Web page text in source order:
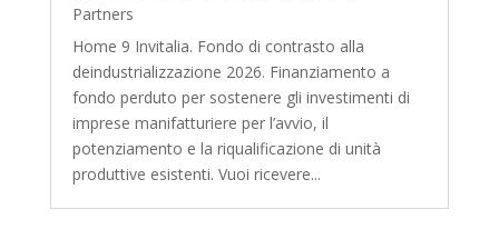
Partners
Home 9 Invitalia. Fondo di contrasto alla
deindustrializzazione 2026. Finanziamento a
fondo perduto per sostenere gli investimenti di
imprese manifatturiere per l’avvio, il
potenziamento e la riqualificazione di unità
produttive esistenti. Vuoi ricevere...